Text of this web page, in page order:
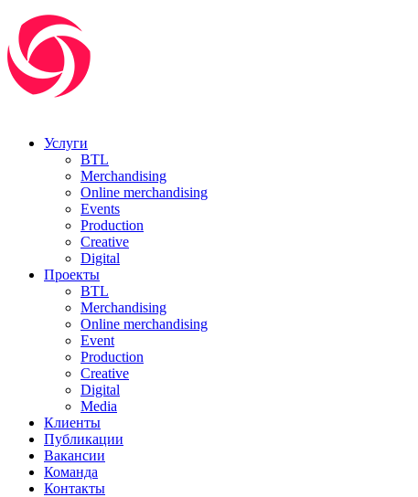
Услуги
BTL
Merchandising
Online merchandising
Events
Production
Creative
Digital
Проекты
BTL
Merchandising
Online merchandising
Event
Production
Creative
Digital
Media
Клиенты
Публикации
Вакансии
Команда
Контакты